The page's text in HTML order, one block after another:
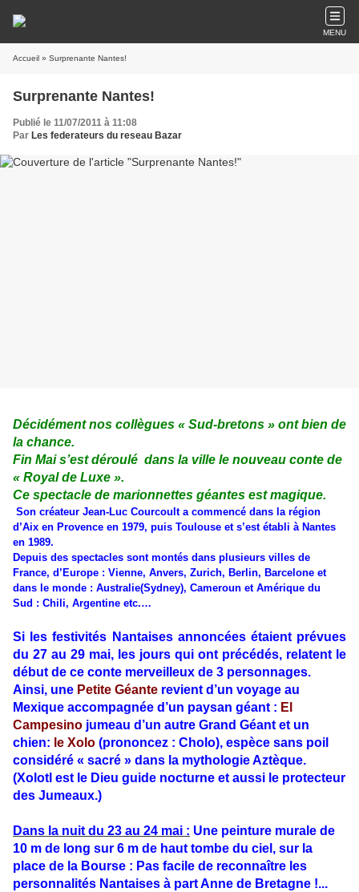
MENU
Accueil » Surprenante Nantes!
Surprenante Nantes!
Publié le 11/07/2011 à 11:08
Par Les federateurs du reseau Bazar
Décidément nos collègues « Sud-bretons » ont bien de
la chance.
Fin Mai s’est déroulé dans la ville le nouveau conte de
« Royal de Luxe ».
Ce spectacle de marionnettes géantes est magique.
Son créateur Jean-Luc Courcoult a commencé dans la région
d’Aix en Provence en 1979, puis Toulouse et s’est établi à Nantes
en 1989.
Depuis des spectacles sont montés dans plusieurs villes de
France, d’Europe : Vienne, Anvers, Zurich, Berlin, Barcelone et
dans le monde : Australie(Sydney), Cameroun et Amérique du
Sud : Chili, Argentine etc.…
Si les festivités Nantaises annoncées étaient prévues
du 27 au 29 mai, les jours qui ont précédés, relatent le
début de ce conte merveilleux de 3 personnages.
Ainsi, une Petite Géante revient d’un voyage au
Mexique accompagnée d’un paysan géant : El
Campesino jumeau d’un autre Grand Géant et un
chien: le Xolo (prononcez : Cholo), espèce sans poil
considéré « sacré » dans la mythologie Aztèque.
(Xolotl est le Dieu guide nocturne et aussi le protecteur
des Jumeaux.)
Dans la nuit du 23 au 24 mai : Une peinture murale de
10 m de long sur 6 m de haut tombe du ciel, sur la
place de la Bourse : Pas facile de reconnaître les
personnalités Nantaises à part Anne de Bretagne !...